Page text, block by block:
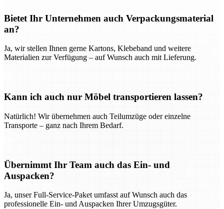
Bietet Ihr Unternehmen auch Verpackungsmaterial
an?
Ja, wir stellen Ihnen gerne Kartons, Klebeband und weitere
Materialien zur Verfügung – auf Wunsch auch mit Lieferung.
Kann ich auch nur Möbel transportieren lassen?
Natürlich! Wir übernehmen auch Teilumzüge oder einzelne
Transporte – ganz nach Ihrem Bedarf.
Übernimmt Ihr Team auch das Ein- und
Auspacken?
Ja, unser Full-Service-Paket umfasst auf Wunsch auch das
professionelle Ein- und Auspacken Ihrer Umzugsgüter.